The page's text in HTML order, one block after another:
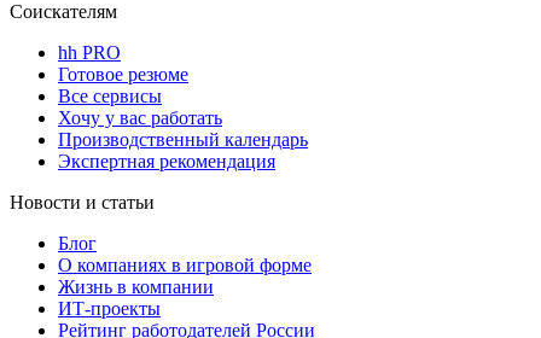
Соискателям
hh PRO
Готовое резюме
Все сервисы
Хочу у вас работать
Производственный календарь
Экспертная рекомендация
Новости и статьи
Блог
О компаниях в игровой форме
Жизнь в компании
ИТ-проекты
Рейтинг работодателей России